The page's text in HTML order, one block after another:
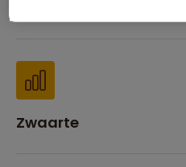
Zwaarte